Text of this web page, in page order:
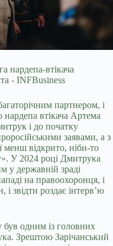
партнером, і
втікача Артема
і до початку
заявами, а з
менш відкрито, ніби-то
У 2024 році Дмитрука
у державній зраді
на правоохоронця, і
звідти роздає інтерв’ю
був одним із головних
Зрештою Зарічанський